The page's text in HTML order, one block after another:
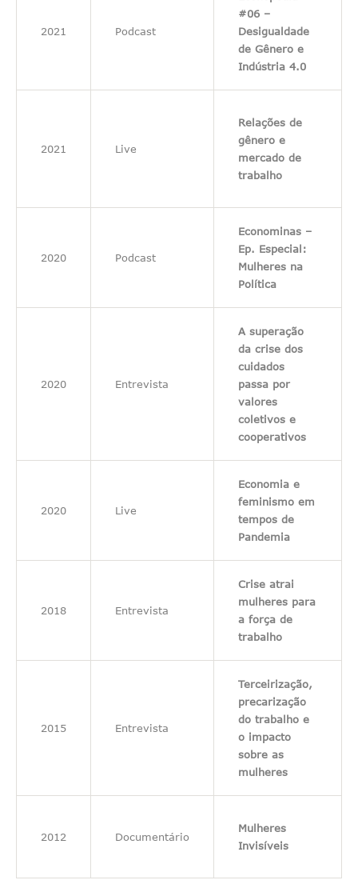
2021 Podcast
#06 –
Desigualdade
de Gênero e
Indústria 4.0
2021 Live
Relações de
gênero e
mercado de
trabalho
2020 Podcast
Econominas –
Ep. Especial:
Mulheres na
Política
2020 Entrevista
A superação
da crise dos
cuidados
passa por
valores
coletivos e
cooperativos
2020 Live
Economia e
feminismo em
tempos de
Pandemia
2018 Entrevista
Crise atrai
mulheres para
a força de
trabalho
2015 Entrevista
Terceirização,
precarização
do trabalho e
o impacto
sobre as
mulheres
2012 Documentário
Mulheres
Invisíveis